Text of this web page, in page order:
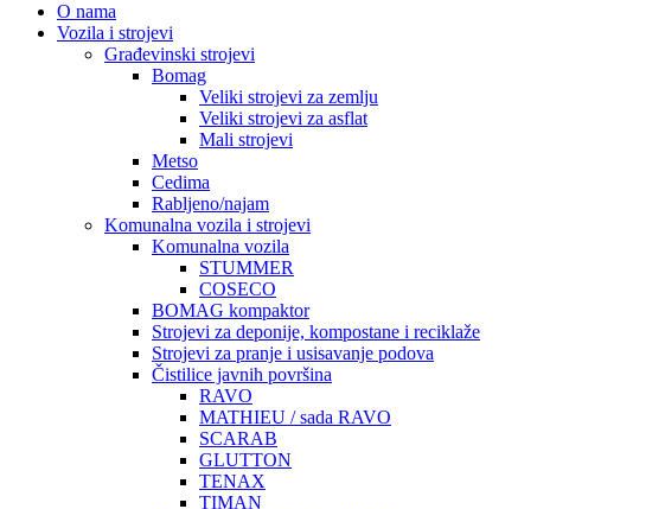
O nama
Vozila i strojevi
Građevinski strojevi
Bomag
Veliki strojevi za zemlju
Veliki strojevi za asflat
Mali strojevi
Metso
Cedima
Rabljeno/najam
Komunalna vozila i strojevi
Komunalna vozila
STUMMER
COSECO
BOMAG kompaktor
Strojevi za deponije, kompostane i reciklaže
Strojevi za pranje i usisavanje podova
Čistilice javnih površina
RAVO
MATHIEU / sada RAVO
SCARAB
GLUTTON
TENAX
TIMAN